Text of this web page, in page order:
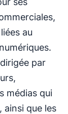
au
par
médias qui
ainsi que les